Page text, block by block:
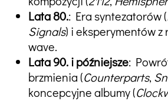
Lata 80.: Era syntezatorów (
Signals) i eksperymentów
wave.
Lata 90. i późniejsze:
brzmienia (Counterparts,
koncepcyjne albumy (